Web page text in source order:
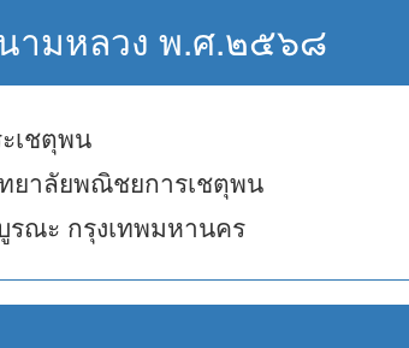
ามหลวง พ.ศ.๒๕๖๘
เชตุพน
ยาลัยพณิชยการเชตุพน
รณะ กรุงเทพมหานคร